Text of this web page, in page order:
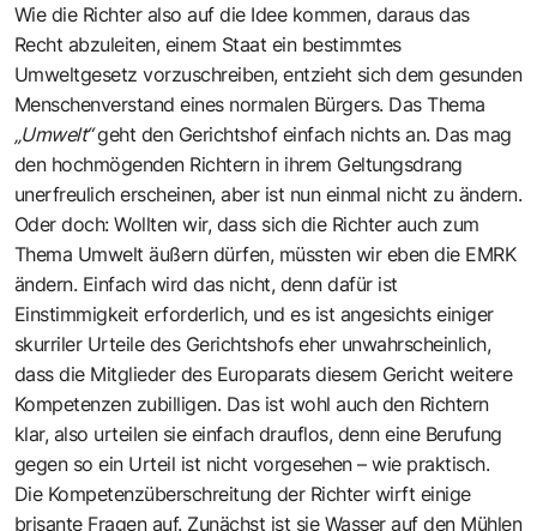
Wie die Richter also auf die Idee kommen, daraus das
Recht abzuleiten, einem Staat ein bestimmtes
Umweltgesetz vorzuschreiben, entzieht sich dem gesunden
Menschenverstand eines normalen Bürgers. Das Thema
„Umwelt“geht den Gerichtshof einfach nichts an. Das mag
den hochmögenden Richtern in ihrem Geltungsdrang
unerfreulich erscheinen, aber ist nun einmal nicht zu ändern.
Oder doch: Wollten wir, dass sich die Richter auch zum
Thema Umwelt äußern dürfen, müssten wir eben die EMRK
ändern. Einfach wird das nicht, denn dafür ist
Einstimmigkeit erforderlich, und es ist angesichts einiger
skurriler Urteile des Gerichtshofs eher unwahrscheinlich,
dass die Mitglieder des Europarats diesem Gericht weitere
Kompetenzen zubilligen. Das ist wohl auch den Richtern
klar, also urteilen sie einfach drauflos, denn eine Berufung
gegen so ein Urteil ist nicht vorgesehen – wie praktisch.
Die Kompetenzüberschreitung der Richter wirft einige
brisante Fragen auf. Zunächst ist sie Wasser auf den Mühlen